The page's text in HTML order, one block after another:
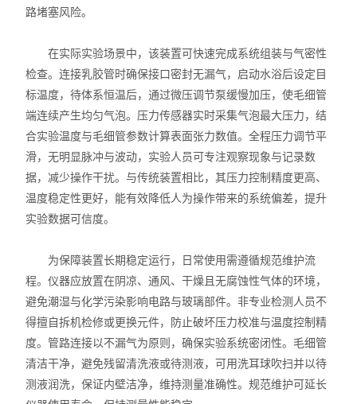
路堵塞风险。
在实际实验场景中，该装置可快速完成系统组装与气密性
检查。连接乳胶管时确保接口密封无漏气，启动水浴后设定目
标温度，待体系恒温后，通过微压调节泵缓慢加压，使毛细管
端连续产生均匀气泡。压力传感器实时采集气泡最大压力，结
合实验温度与毛细管参数计算表面张力数值。全程压力调节平
滑，无明显脉冲与波动，实验人员可专注观察现象与记录数
据，减少操作干扰。与传统装置相比，其压力控制精度更高、
温度稳定性更好，能有效降低人为操作带来的系统偏差，提升
实验数据可信度。
为保障装置长期稳定运行，日常使用需遵循规范维护流
程。仪器应放置在阴凉、通风、干燥且无腐蚀性气体的环境，
避免潮湿与化学污染影响电路与玻璃部件。非专业检测人员不
得擅自拆机检修或更换元件，防止破坏压力校准与温度控制精
度。管路连接以不漏气为原则，确保实验系统密闭性。毛细管
清洁干净，避免残留清洗液或待测液，可用洗耳球吹扫并以待
测液润洗，保证内壁洁净，维持测量准确性。规范维护可延长